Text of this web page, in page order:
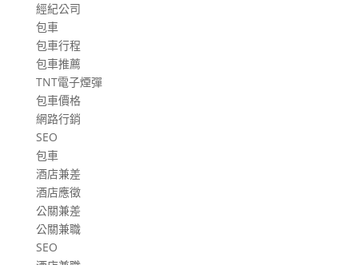
經紀公司
包車
包車行程
包車推薦
TNT電子煙彈
包車價格
網路行銷
SEO
包車
酒店兼差
酒店應徵
公關兼差
公關兼職
SEO